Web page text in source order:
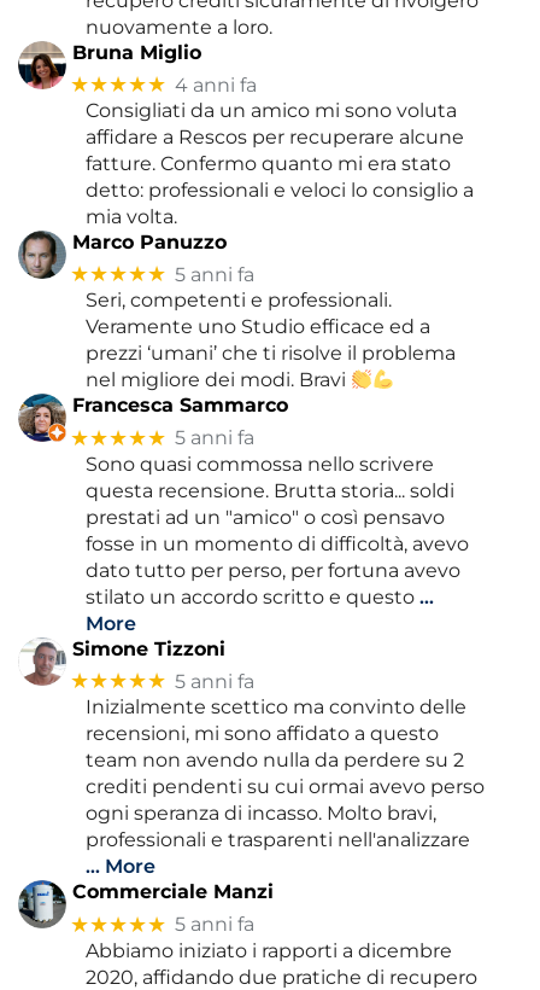
nuovamente a loro.
Bruna Miglio
★★★★★ 4 anni fa
Consigliati da un amico mi sono voluta
affidare a Rescos per recuperare alcune
fatture. Confermo quanto mi era stato
detto: professionali e veloci lo consiglio a
mia volta.
Marco Panuzzo
★★★★★ 5 anni fa
Seri, competenti e professionali.
Veramente uno Studio efficace ed a
prezzi ‘umani’ che ti risolve il problema
nel migliore dei modi. Bravi
Francesca Sammarco
★★★★★ 5 anni fa
Sono quasi commossa nello scrivere
questa recensione. Brutta storia... soldi
prestati ad un "amico" o così pensavo
fosse in un momento di difficoltà, avevo
dato tutto per perso, per fortuna avevo
stilato un accordo scritto e questo …
More
Simone Tizzoni
★★★★★ 5 anni fa
Inizialmente scettico ma convinto delle
recensioni, mi sono affidato a questo
team non avendo nulla da perdere su 2
crediti pendenti su cui ormai avevo perso
ogni speranza di incasso. Molto bravi,
professionali e trasparenti nell'analizzare
… More
Commerciale Manzi
★★★★★ 5 anni fa
Abbiamo iniziato i rapporti a dicembre
2020, affidando due pratiche di recupero